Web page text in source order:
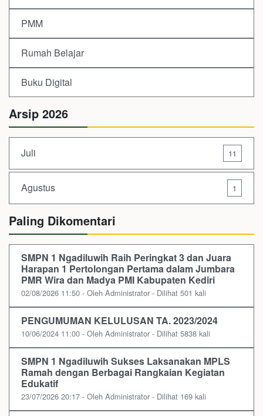
PMM
Rumah Belajar
Buku Digital
Arsip 2026
Juli 11
Agustus 1
Paling Dikomentari
SMPN 1 Ngadiluwih Raih Peringkat 3 dan Juara
Harapan 1 Pertolongan Pertama dalam Jumbara
PMR Wira dan Madya PMI Kabupaten Kediri
02/08/2026 11:50 - Oleh Administrator - Dilihat 501 kali
PENGUMUMAN KELULUSAN TA. 2023/2024
10/06/2024 11:00 - Oleh Administrator - Dilihat 5838 kali
SMPN 1 Ngadiluwih Sukses Laksanakan MPLS
Ramah dengan Berbagai Rangkaian Kegiatan
Edukatif
23/07/2026 20:17 - Oleh Administrator - Dilihat 169 kali